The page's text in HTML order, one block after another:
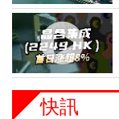
快訊